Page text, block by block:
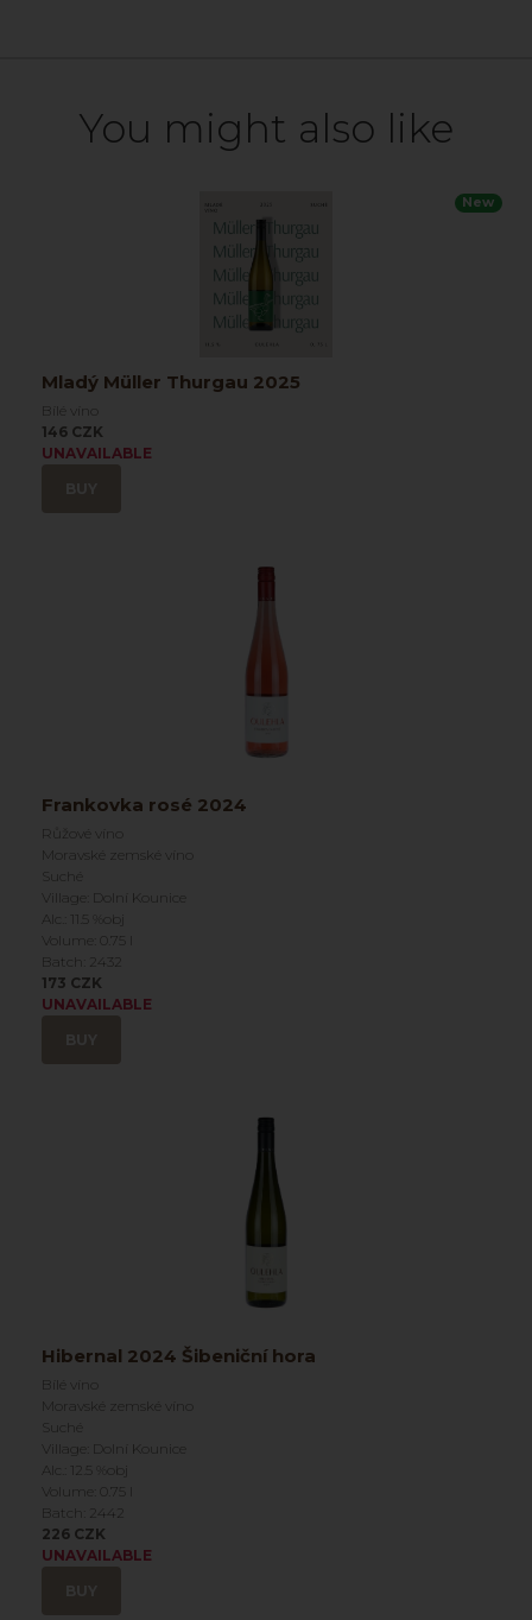
You might also like
New
Mladý Müller Thurgau 2025
Bílé víno
146 CZK
UNAVAILABLE
Frankovka rosé 2024
Růžové víno
Moravské zemské víno
Suché
Village: Dolní Kounice
Alc.: 11.5 %obj
Volume: 0.75 l
Batch: 2432
173 CZK
UNAVAILABLE
Hibernal 2024 Šibeniční hora
Bílé víno
Moravské zemské víno
Suché
Village: Dolní Kounice
Alc.: 12.5 %obj
Volume: 0.75 l
Batch: 2442
226 CZK
UNAVAILABLE